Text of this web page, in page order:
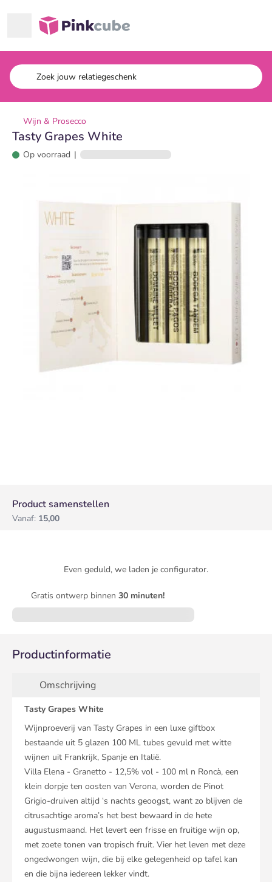
Pinkcube
Wijn & Prosecco
Tasty Grapes White
Op voorraad |
Product samenstellen
Vanaf: 15,00
Even geduld, we laden je configurator.
Gratis ontwerp binnen 30 minuten!
Productinformatie
Omschrijving
Tasty Grapes White
Wijnproeverij van Tasty Grapes in een luxe giftbox
bestaande uit 5 glazen 100 ML tubes gevuld met witte
wijnen uit Frankrijk, Spanje en Italië.
Villa Elena - Granetto - 12,5% vol - 100 ml n Roncà, een
klein dorpje ten oosten van Verona, worden de Pinot
Grigio-druiven altijd ‘s nachts geoogst, want zo blijven de
citrusachtige aroma’s het best bewaard in de hete
augustusmaand. Het levert een frisse en fruitige wijn op,
met zoete tonen van tropisch fruit. Vier het leven met deze
ongedwongen wijn, die bij elke gelegenheid op tafel kan
en die bijna iedereen lekker vindt.